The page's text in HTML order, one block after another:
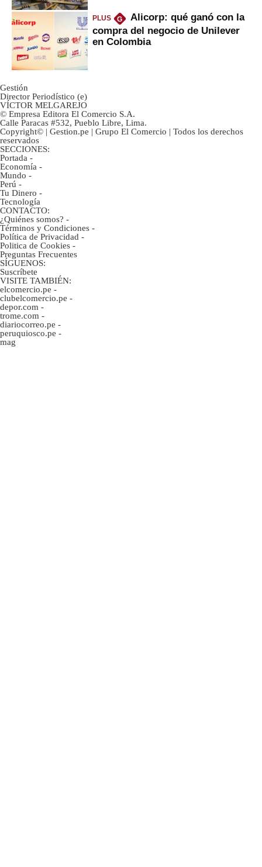
PLUS G
Alicorp: qué ganó con la
compra del negocio de Unilever
en Colombia
Gestión
Director Periodístico (e)
VÍCTOR MELGAREJO
© Empresa Editora El Comercio S.A.
Calle Paracas #532, Pueblo Libre, Lima.
Copyright© | Gestion.pe | Grupo El Comercio | Todos los derechos
reservados
SECCIONES:
Portada -
Economía -
Mundo -
Perú -
Tu Dinero -
Tecnología
CONTACTO:
¿Quiénes somos? -
Términos y Condiciones -
Política de Privacidad -
Politica de Cookies -
Preguntas Frecuentes
SÍGUENOS:
Suscríbete
VISITE TAMBIÉN:
elcomercio.pe -
clubelcomercio.pe -
depor.com -
trome.com -
diariocorreo.pe -
peruquiosco.pe -
mag